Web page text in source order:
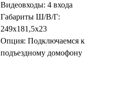
Видеовходы: 4 входа
Габариты Ш/В/Г:
249x181,5x23
Опция: Подключаемся к
подъездному домофону